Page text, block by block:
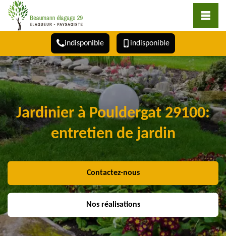
indisponible indisponible
Jardinier à Pouldergat 29100:
entretien de jardin
Contactez-nous
Nos réalisations